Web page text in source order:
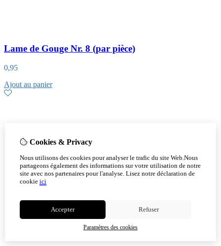
Lame de Gouge Nr. 8 (par pièce)
0,95
Ajout au panier
Cookies & Privacy
Nous utilisons des cookies pour analyser le trafic du site Web.Nous
partageons également des informations sur votre utilisation de notre
site avec nos partenaires pour l'analyse. Lisez notre déclaration de
cookie ici
Accepter Refuser
Paramètres des cookies